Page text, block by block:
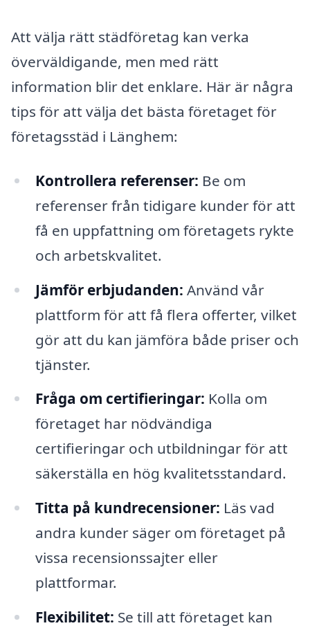
Att välja rätt städföretag kan verka
överväldigande, men med rätt
information blir det enklare. Här är några
tips för att välja det bästa företaget för
företagsstäd i Länghem:
Kontrollera referenser: Be om
referenser från tidigare kunder för att
få en uppfattning om företagets rykte
och arbetskvalitet.
Jämför erbjudanden: Använd vår
plattform för att få flera offerter, vilket
gör att du kan jämföra både priser och
tjänster.
Fråga om certifieringar: Kolla om
företaget har nödvändiga
certifieringar och utbildningar för att
säkerställa en hög kvalitetsstandard.
Titta på kundrecensioner: Läs vad
andra kunder säger om företaget på
vissa recensionssajter eller
plattformar.
Flexibilitet: Se till att företaget kan